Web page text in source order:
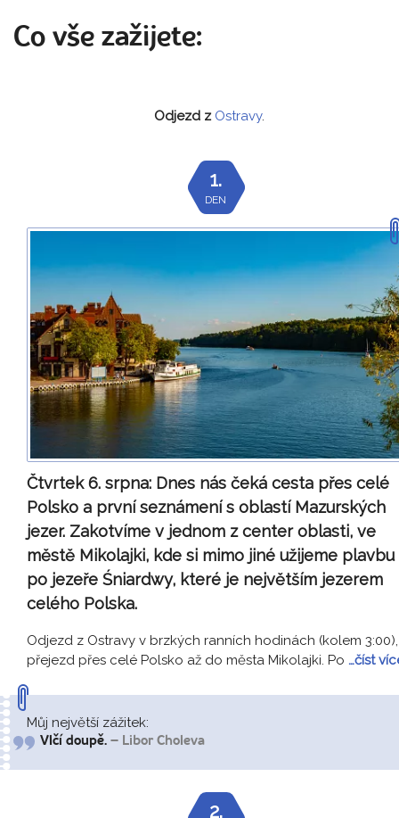
Co vše zažijete:
Odjezd z Ostravy.
1.
DEN
Čtvrtek 6. srpna: Dnes nás čeká cesta přes celé
Polsko a první seznámení s oblastí Mazurských
jezer. Zakotvíme v jednom z center oblasti, ve
městě Mikolajki, kde si mimo jiné užijeme plavbu
po jezeře Śniardwy, které je největším jezerem
celého Polska.
Odjezd z Ostravy v brzkých ranních hodinách (kolem 3:00),
přejezd přes celé Polsko až do města Mikolajki. Po …číst
Můj největší zážitek:
Vlčí doupě. – Libor Choleva
2.